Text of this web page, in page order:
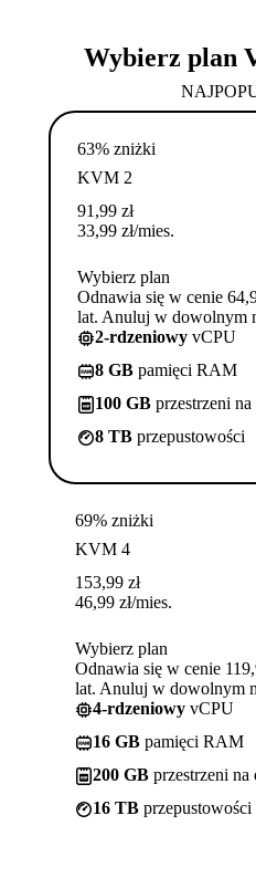
Wybierz plan
63% zniżki
KVM 2
91,99 zł
33,99 zł/mies.
Wybierz plan
Odnawia się w cenie
lat. Anuluj w dowolnym
2-rdzeniowy vCPU
8 GB pamięci RAM
100 GB przestrzeni
8 TB przepustowości
69% zniżki
KVM 4
153,99 zł
46,99 zł/mies.
Wybierz plan
Odnawia się w cenie
lat. Anuluj w dowolnym
4-rdzeniowy vCPU
16 GB pamięci RAM
200 GB przestrzeni
16 TB przepustowości